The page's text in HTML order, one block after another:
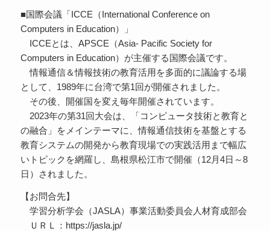
■国際会議「ICCE（International Conference on
Computers in Education）」
ICCEとは、APSCE（Asia- Pacific Society for
Computers in Education）が主催する国際会議です。
情報通信＆情報技術の教育活用を多面的に議論する場
として、1989年に台湾で第1回が開催されました。
その後、開催国を変え毎年開催されています。
2023年の第31回大会は、「コンピュータ技術と教育と
の融合」をメインテーマに、情報通信技術を基盤とする
教育システムの開発から教育現場での実践活用まで幅広
いトピックを網羅し、島根県松江市で開催（12月4日～8
日）されました。
【お問合先】
学習分析学会（JASLA）事業活動委員会人材育成部会
ＵＲＬ：https://jasla.jp/